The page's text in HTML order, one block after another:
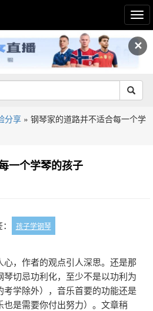
✕
分享 » 钢琴家的道路并不适合每一个学
一个学琴的孩子
孩子学钢琴
，作者的观点引人深思。还是那
切忌功利化，至少不是以功利为
学除外），音乐首要的功能还是
是需要你付出努力）。文章稍